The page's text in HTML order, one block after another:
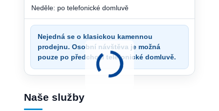
Neděle: po telefonické domluvě
Nejedná se o klasickou kamennou
prodejnu. Osobní návštěva je možná
pouze po předchozí telefonické domluvě.
Naše služby